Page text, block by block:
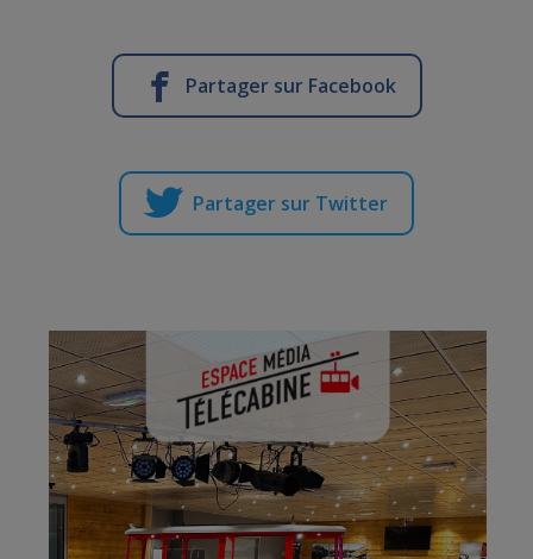
Partager sur Facebook
Partager sur Twitter